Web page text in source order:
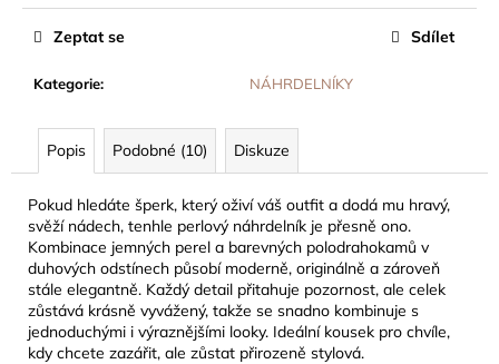
Kategorie: NÁHRDELNÍKY
Zeptat se Sdílet
Popis Podobné (10) Diskuze
Pokud hledáte šperk, který oživí váš outfit a dodá mu hravý,
svěží nádech, tenhle perlový náhrdelník je přesně ono.
Kombinace jemných perel a barevných polodrahokamů v
duhových odstínech působí moderně, originálně a zároveň
stále elegantně. Každý detail přitahuje pozornost, ale celek
zůstává krásně vyvážený, takže se snadno kombinuje s
jednoduchými i výraznějšími looky. Ideální kousek pro chvíle,
kdy chcete zazářit, ale zůstat přirozeně stylová.